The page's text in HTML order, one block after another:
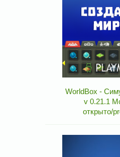
WorldBox -
v 0.21.1
открыто/